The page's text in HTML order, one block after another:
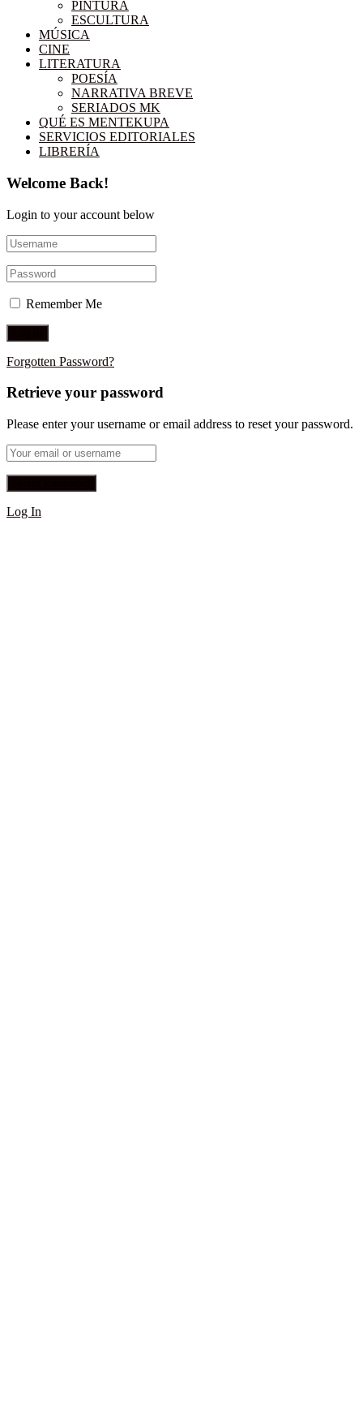
PINTURA
ESCULTURA
MÚSICA
CINE
LITERATURA
POESÍA
NARRATIVA BREVE
SERIADOS MK
QUÉ ES MENTEKUPA
SERVICIOS EDITORIALES
LIBRERÍA
Welcome Back!
Login to your account below
Remember Me
Forgotten Password?
Retrieve your password
Please enter your username or email address to reset your password.
Log In